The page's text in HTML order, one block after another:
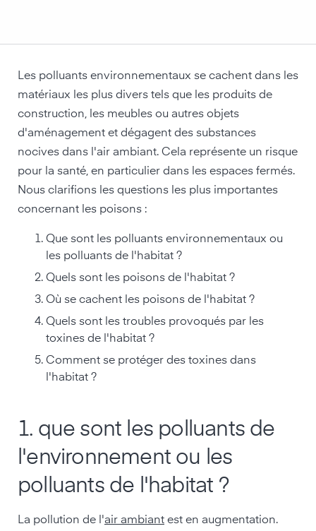
Les polluants environnementaux se cachent dans les
matériaux les plus divers tels que les produits de
construction, les meubles ou autres objets
d'aménagement et dégagent des substances
nocives dans l'air ambiant. Cela représente un risque
pour la santé, en particulier dans les espaces fermés.
Nous clarifions les questions les plus importantes
concernant les poisons :
Que sont les polluants environnementaux ou
les polluants de l'habitat ?
Quels sont les poisons de l'habitat ?
Où se cachent les poisons de l'habitat ?
Quels sont les troubles provoqués par les
toxines de l'habitat ?
Comment se protéger des toxines dans
l'habitat ?
1. que sont les polluants de
l'environnement ou les
polluants de l'habitat ?
La pollution de l'air ambiant est en augmentation.